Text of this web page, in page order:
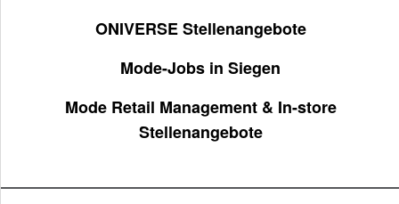
ONIVERSE Stellenangebote
Mode-Jobs in Siegen
Mode Retail Management & In-store
Stellenangebote